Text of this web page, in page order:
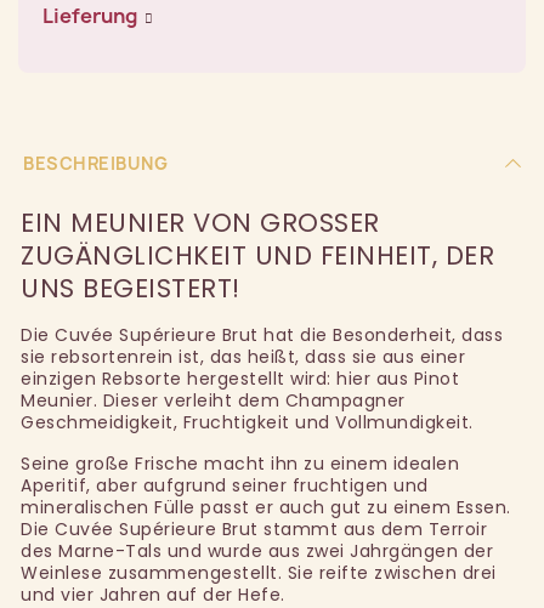
Lieferung
BESCHREIBUNG
EIN MEUNIER VON GROSSER Z
UGÄNGLICHKEIT UND FEINHEIT, DER U
NS BEGEISTERT!
Die Cuvée Supérieure Brut hat die Besonderheit, dass
sie rebsortenrein ist, das heißt, dass sie aus einer
einzigen Rebsorte hergestellt wird: hier aus Pinot
Meunier. Dieser verleiht dem Champagner
Geschmeidigkeit, Fruchtigkeit und Vollmundigkeit.
Seine große Frische macht ihn zu einem idealen
Aperitif, aber aufgrund seiner fruchtigen und
mineralischen Fülle passt er auch gut zu einem Essen.
Die Cuvée Supérieure Brut stammt aus dem Terroir
des Marne-Tals und wurde aus zwei Jahrgängen der
Weinlese zusammengestellt. Sie reifte zwischen drei
und vier Jahren auf der Hefe.